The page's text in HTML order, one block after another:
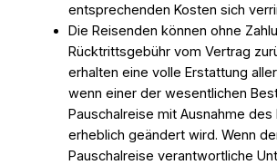
entsprechenden Kosten sich
Die Reisenden können ohne
Rücktrittsgebühr vom Vertrag
erhalten eine volle Erstattung aller
wenn einer der wesentlichen
Pauschalreise mit Ausnahme des
erheblich geändert wird. Wenn
Pauschalreise verantwortliche